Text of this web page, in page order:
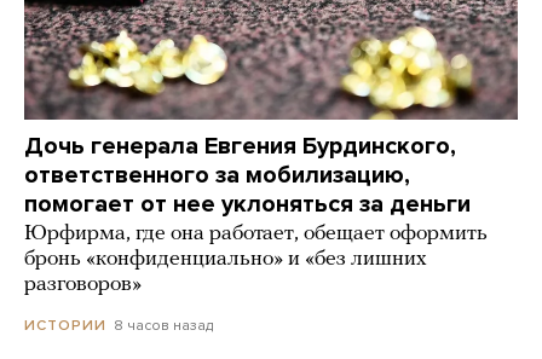
Дочь генерала Евгения Бурдинского,
ответственного за мобилизацию,
помогает от нее уклоняться за деньги
Юрфирма, где она работает, обещает оформить
бронь «конфиденциально» и «без лишних
разговоров»
ИСТОРИИ 8 часов назад